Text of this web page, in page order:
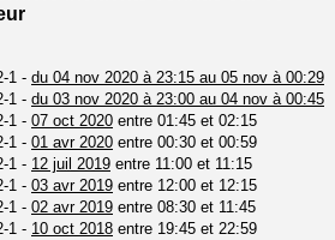
1 - du 04 nov 2020 à 23:15 au 05 nov à 00:29
1 - du 03 nov 2020 à 23:00 au 04 nov à 00:45
1 - 07 oct 2020 entre 01:45 et 02:15
1 - 01 avr 2020 entre 00:30 et 00:59
1 - 12 juil 2019 entre 11:00 et 11:15
1 - 03 avr 2019 entre 12:00 et 12:15
1 - 02 avr 2019 entre 08:30 et 11:45
1 - 10 oct 2018 entre 19:45 et 22:59